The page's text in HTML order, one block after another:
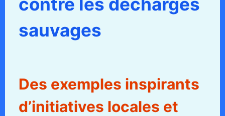
sauvages
Des exemples inspirants
d’initiatives locales et